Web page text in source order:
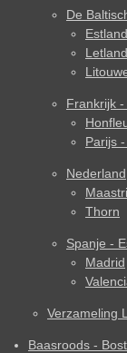
De
Frankrijk
Parijs
Nederland
Thorn
Spanje -
Madrid
Verzameling
Baasroods -